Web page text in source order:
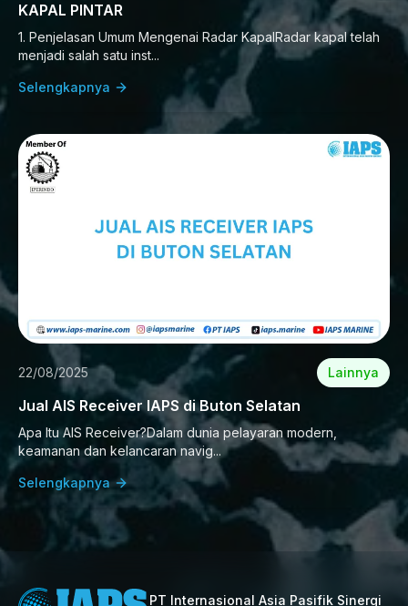
KAPAL PINTAR
1. Penjelasan Umum Mengenai Radar KapalRadar kapal telah
menjadi salah satu inst...
Selengkapnya
22/08/2025 Lainnya
Jual AIS Receiver IAPS di Buton Selatan
Apa Itu AIS Receiver?Dalam dunia pelayaran modern,
keamanan dan kelancaran navig...
Selengkapnya
PT Internasional Asia Pasifik Sinergi